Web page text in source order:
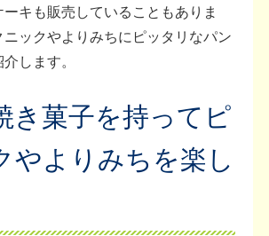
キも販売していることもありま
ックやよりみちにピッタリなパン
します。
き菓子を持ってピ
やよりみちを楽し